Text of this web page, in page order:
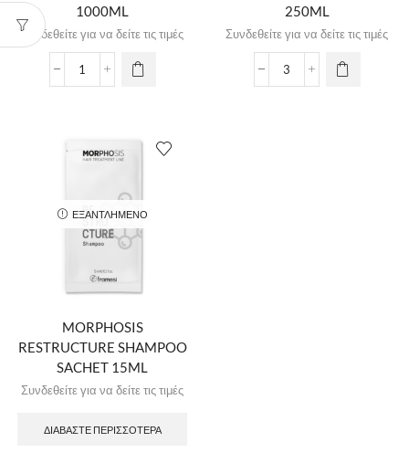
1000ML
Συνδεθείτε για να δείτε τις τιμές
250ML
Συνδεθείτε για να δείτε τις τιμές
ΕΞΑΝΤΛΗΜΈΝΟ
MORPHOSIS
RESTRUCTURE SHAMPOO
SACHET 15ML
Συνδεθείτε για να δείτε τις τιμές
ΔΙΑΒΆΣΤΕ ΠΕΡΙΣΣΌΤΕΡΑ